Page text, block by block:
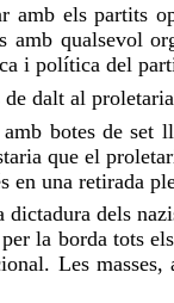
els partits
amb qualsevol
i política del
dalt al
botes de set
que el
en una retirada
dels
la borda tots
Les